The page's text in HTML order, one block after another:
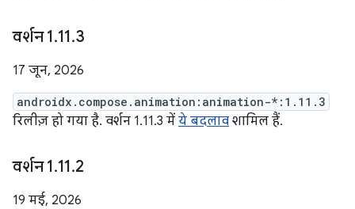
वर्शन 1.11.3
17 जून, 2026
androidx.compose.animation:animation-*:1.11.3
रिलीज़ हो गया है. वर्शन 1.11.3 में ये बदलाव शामिल हैं.
वर्शन 1.11.2
19 मई, 2026